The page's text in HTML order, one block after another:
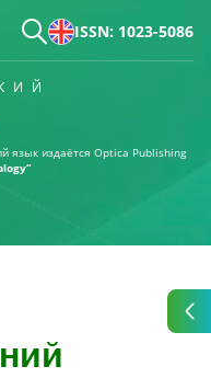
ISSN: 1023-5086
язык издаётся Optica Publishing